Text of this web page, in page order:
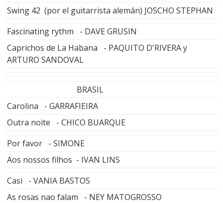
Swing 42 (por el guitarrista alemán) JOSCHO STEPHAN
Fascinating rythm - DAVE GRUSIN
Caprichos de La Habana - PAQUITO D'RIVERA y
ARTURO SANDOVAL
BRASIL
Carolina - GARRAFIEIRA
Outra noite - CHICO BUARQUE
Por favor - SIMONE
Aos nossos filhos - IVAN LINS
Casi - VANIA BASTOS
As rosas nao falam - NEY MATOGROSSO